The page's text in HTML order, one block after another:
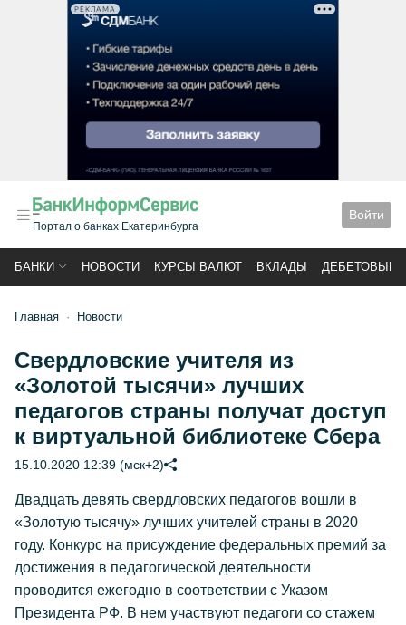
РЕКЛАМА
Портал о банках Екатеринбурга
Войти
БАНКИ НОВОСТИ КУРСЫ ВАЛЮТ ВКЛАДЫ ДЕБЕТОВЫЕ
Главная Новости
Свердловские учителя из
«Золотой тысячи» лучших
педагогов страны получат доступ
к виртуальной библиотеке Сбера
15.10.2020 12:39 (мск+2)
Двадцать девять свердловских педагогов вошли в
«Золотую тысячу» лучших учителей страны в 2020
году. Конкурс на присуждение федеральных премий за
достижения в педагогической деятельности
проводится ежегодно в соответствии с Указом
Президента РФ. В нем участвуют педагоги со стажем